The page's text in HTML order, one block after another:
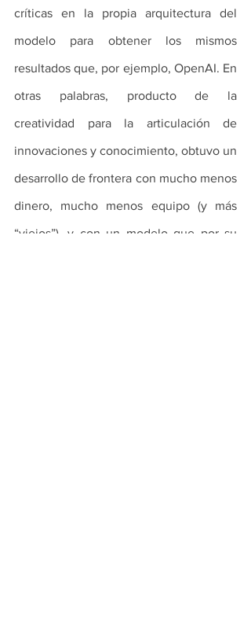
críticas en la propia arquitectura del
modelo para obtener los mismos
resultados que, por ejemplo, OpenAI. En
otras palabras, producto de la
creatividad para la articulación de
innovaciones y conocimiento, obtuvo un
desarrollo de frontera con mucho menos
dinero, mucho menos equipo (y más
“viejos”), y con un modelo que por su